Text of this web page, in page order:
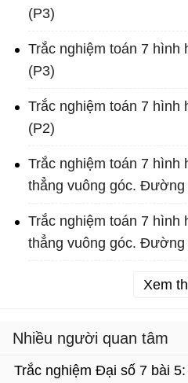
(P3)
Trắc nghiệm toán 7 hình
(P3)
Trắc nghiệm toán 7 hình
(P2)
Trắc nghiệm toán 7
thẳng vuông góc. Đường
Trắc nghiệm toán 7
thẳng vuông góc. Đường
Xem
Nhiều người quan tâm
Trắc nghiệm Đại số 7 bài